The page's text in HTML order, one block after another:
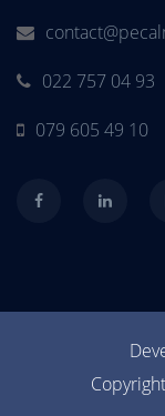
022 757 04 93
079 605 49 10